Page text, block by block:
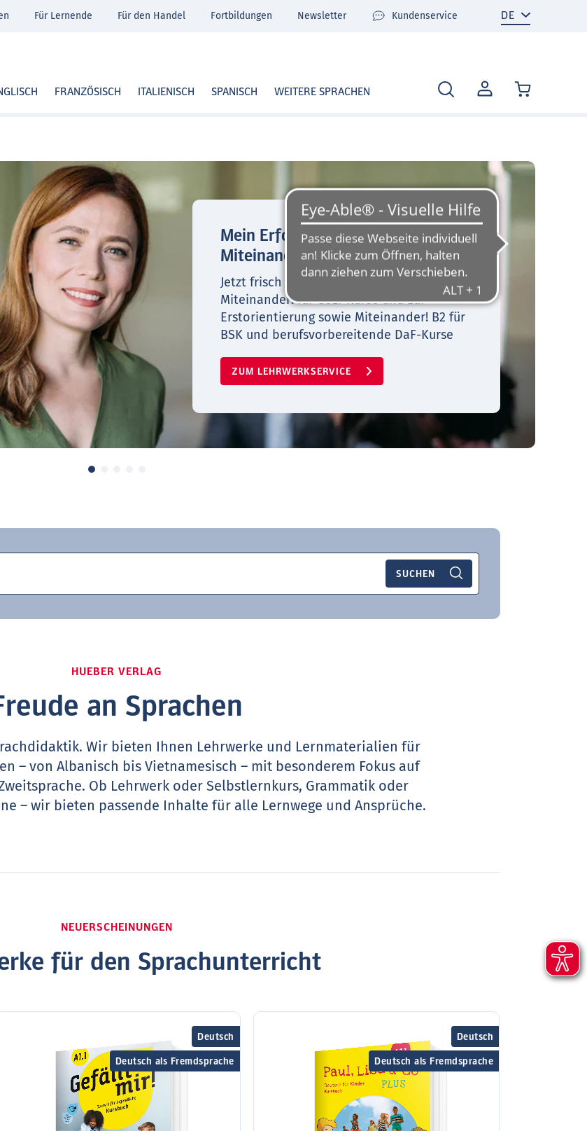
MEIN
KONTO
FRANZÖSISCH ITALIENISCH SPANISCH WEITERE SPRACHEN
Für Lernende Für den Handel Fortbildungen Newsletter Kundenservice
Mein Erfolgsrezept für alle Kurse:
Miteinander!
Jetzt frisch erschienen: Der Einstiegskurs
Miteinander! für GeLi-Kurse und zur
Erstorientierung sowie Miteinander! B2 für
BSK und berufsvorbereitende DaF-Kurse
ZUM LEHRWERKSERVICE
SUCHEN
HUEBER VERLAG
an Sprachen
Wir bieten Ihnen Lehrwerke und Lernmaterialien für
– von Albanisch bis Vietnamesisch – mit besonderem Fokus auf
Ob Lehrwerk oder Selbstlernkurs, Grammatik oder
– wir bieten passende Inhalte für alle Lernwege und Ansprüche.
NEUERSCHEINUNGEN
für den Sprachunterricht
Deutsch
Deutsch als Fremdsprache
Deutsch
Deutsch als Fremdsprache